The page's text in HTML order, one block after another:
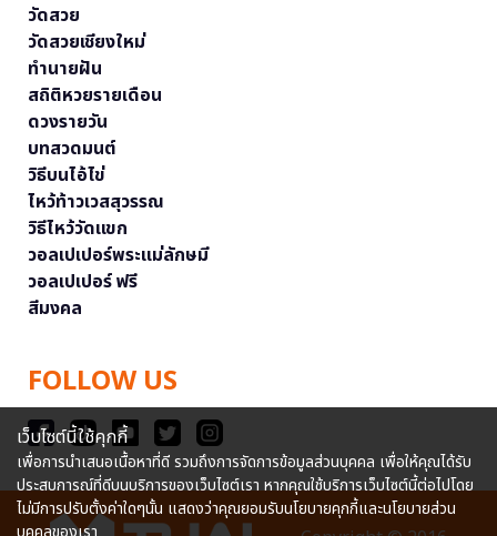
วัดสวย
วัดสวยเชียงใหม่
ทำนายฝัน
สถิติหวยรายเดือน
ดวงรายวัน
บทสวดมนต์
วิธีบนไอ้ไข่
ไหว้ท้าวเวสสุวรรณ
วิธีไหว้วัดแขก
วอลเปเปอร์พระแม่ลักษมี
วอลเปเปอร์ ฟรี
สีมงคล
FOLLOW US
เว็บไซต์นี้ใช้คุกกี้
เพื่อการนำเสนอเนื้อหาที่ดี รวมถึงการจัดการข้อมูลส่วนบุคคล เพื่อให้คุณได้รับ
ประสบการณ์ที่ดีบนบริการของเว็บไซต์เรา หากคุณใช้บริการเว็บไซต์นี้ต่อไปโดย
ไม่มีการปรับตั้งค่าใดๆนั้น แสดงว่าคุณยอมรับนโยบายคุกกี้และนโยบายส่วน